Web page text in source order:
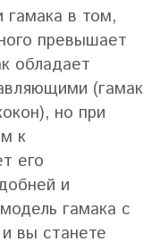
в том,
превышает
обладает
(гамак
но при
к
его
и
гамака с
вы станете